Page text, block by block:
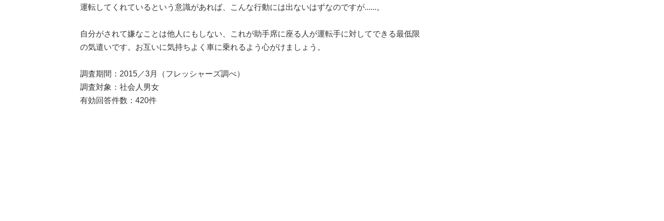
運転してくれているという意識があれば、こんな行動には出ないはずなのですが......。
自分がされて嫌なことは他人にもしない、これが助手席に座る人が運転手に対してできる最低限
の気遣いです。お互いに気持ちよく車に乗れるよう心がけましょう。
調査期間：2015／3月（フレッシャーズ調べ）
調査対象：社会人男女
有効回答件数：420件